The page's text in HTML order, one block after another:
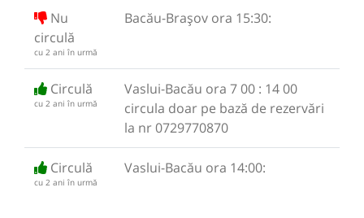
Nu
circulă
cu 2 ani în urmă
Bacău-Brașov ora 15:30:
Circulă
cu 2 ani în urmă
Vaslui-Bacău ora 7 00 : 14 00
circula doar pe bază de rezervări
la nr 0729770870
Circulă
cu 2 ani în urmă
Vaslui-Bacău ora 14:00: